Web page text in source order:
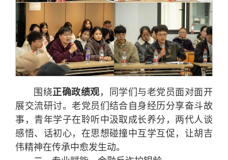
围绕正确政绩观 ，同学们与老党员面对面开
展交流研讨。老党员们结合自身经历分享奋斗故
事，青年学子在聆听中汲取成长养分，两代人谈
感悟、话初心，在思想碰撞中互学互促，让胡吉
伟精神在传承中愈发生动。